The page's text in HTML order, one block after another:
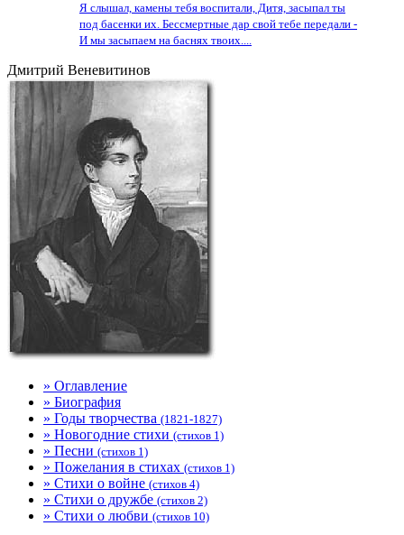
Я слышал, камены тебя воспитали, Дитя, засыпал ты
под басенки их. Бессмертные дар свой тебе передали -
И мы засыпаем на баснях твоих....
Дмитрий Веневитинов
» Оглавление
» Биография
» Годы творчества (1821-1827)
» Новогодние стихи (стихов 1)
» Песни (стихов 1)
» Пожелания в стихах (стихов 1)
» Стихи о войне (стихов 4)
» Стихи о дружбе (стихов 2)
» Стихи о любви (стихов 10)